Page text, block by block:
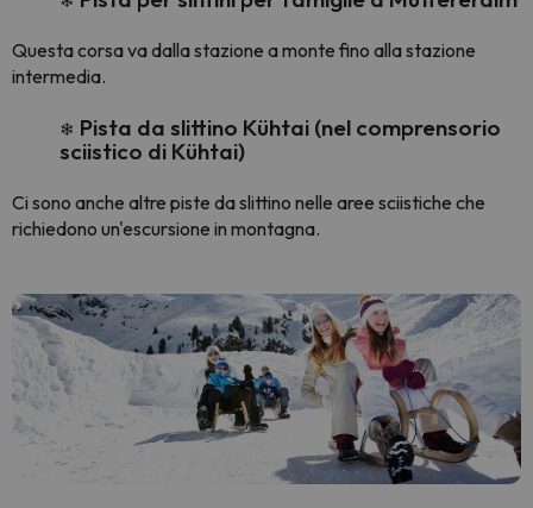
Questa corsa va dalla stazione a monte fino alla stazione
intermedia.
❄ Pista da slittino Kühtai (nel comprensorio
sciistico di Kühtai)
Ci sono anche altre piste da slittino nelle aree sciistiche che
richiedono un'escursione in montagna.